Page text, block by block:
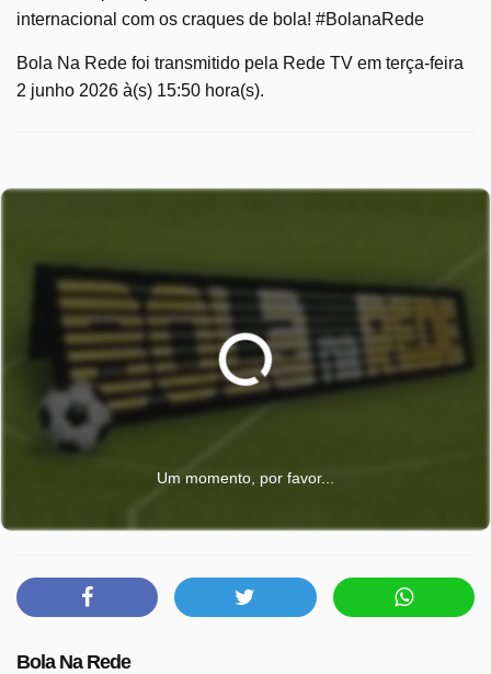
internacional com os craques de bola! #BolanaRede
Bola Na Rede foi transmitido pela Rede TV em terça-feira
2 junho 2026 à(s) 15:50 hora(s).
Um momento, por favor...
Bola Na Rede